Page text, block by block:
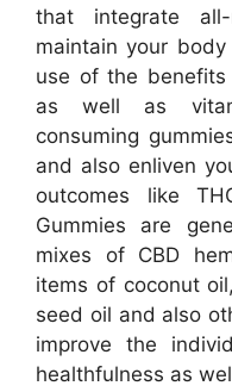
that integrate
maintain your
use of the benefits
as well as
consuming
and also enliven
outcomes like
Gummies are
mixes of CBD
items of coconut
seed oil and also
improve the
healthfulness as